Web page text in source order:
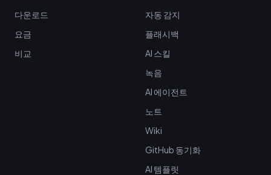
다운로드
요금
비교
자동 감지
플래시백
AI 스킬
녹음
AI 에이전트
노트
Wiki
GitHub 동기화
AI 템플릿